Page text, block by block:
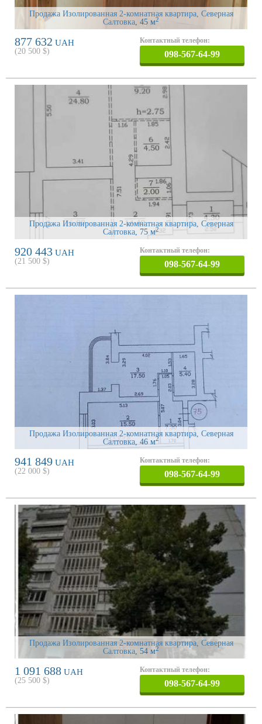
Продажа Изолированная 2-комнатная квартира, Северная
Салтовка , 45 м2
877 632 UAH
(20 500 $)
Контактный телефон:
098-567-64-99
Продажа Изолированная 2-комнатная квартира, Северная
Салтовка , 75 м2
920 443 UAH
(21 500 $)
Контактный телефон:
098-567-64-99
Продажа Изолированная 2-комнатная квартира, Северная
Салтовка , 46 м2
941 849 UAH
(22 000 $)
Контактный телефон:
098-567-64-99
Продажа Изолированная 2-комнатная квартира, Северная
Салтовка, 54 м2
1 091 688 UAH
(25 500 $)
Контактный телефон:
098-567-64-99